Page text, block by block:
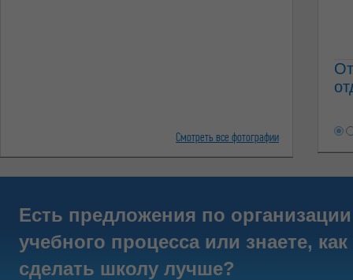
Смотреть все фотографии
Есть предложения по организации
учебного процесса или знаете, как
сделать школу лучше?